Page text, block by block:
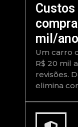
mil/ano
Um carro
R$ 20 mil
revisões.
elimina